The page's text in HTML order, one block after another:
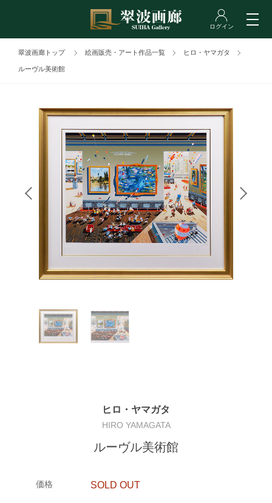
翠波画廊トップ 絵画販売・アート作品一覧 ヒロ・ヤマガタ
ルーヴル美術館
ヒロ・ヤマガタ
HIRO YAMAGATA
ルーヴル美術館
価格 SOLD OUT